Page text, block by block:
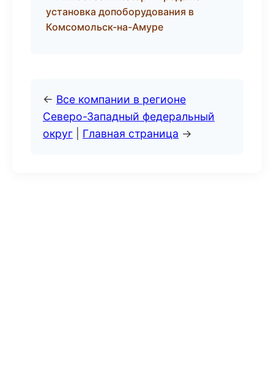
установка допоборудования в
Комсомольск-на-Амуре
← Все компании в регионе
Северо-Западный федеральный
округ
Главная страница →